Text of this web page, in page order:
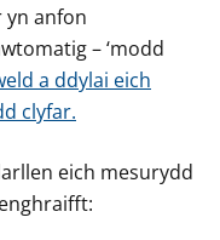
yn anfon
– ‘modd
a ddylai eich
clyfar.
eich mesurydd